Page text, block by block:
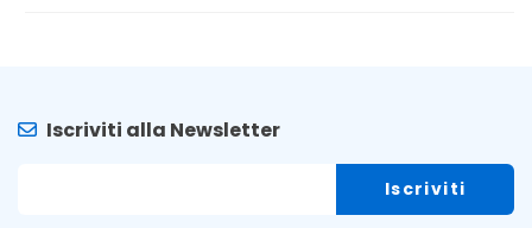
Iscriviti alla Newsletter